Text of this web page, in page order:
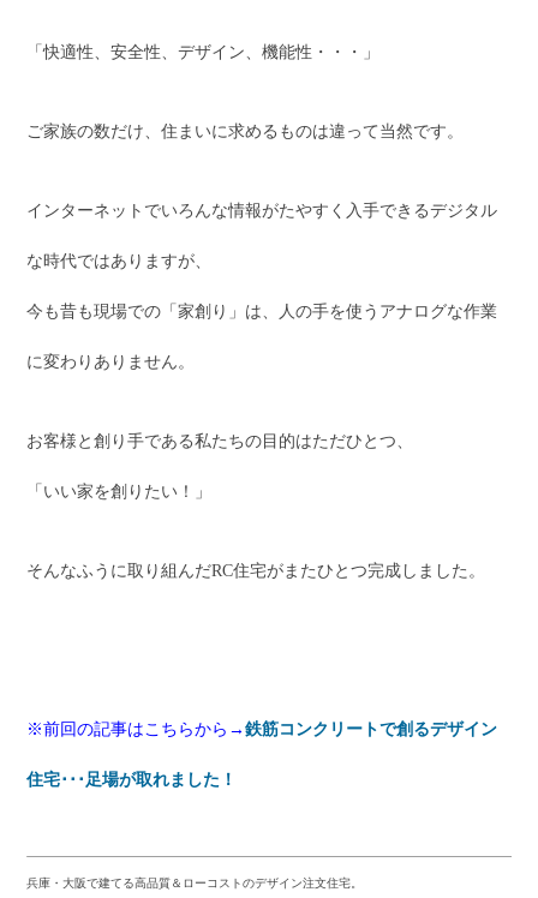
「快適性、安全性、デザイン、機能性・・・」
ご家族の数だけ、住まいに求めるものは違って当然です。
インターネットでいろんな情報がたやすく入手できるデジタル
な時代ではありますが、
今も昔も現場での「家創り」は、人の手を使うアナログな作業
に変わりありません。
お客様と創り手である私たちの目的はただひとつ、
「いい家を創りたい！」
そんなふうに取り組んだRC住宅がまたひとつ完成しました。
※前回の記事はこちらから→鉄筋コンクリートで創るデザイン
住宅･･･足場が取れました！
兵庫・大阪で建てる高品質＆ローコストのデザイン注文住宅。